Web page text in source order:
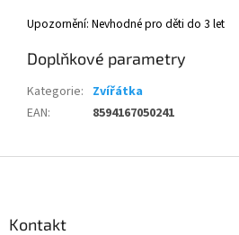
Upozornění: Nevhodné pro děti do 3 let
Doplňkové parametry
Kategorie: Zvířátka
EAN: 8594167050241
Kontakt